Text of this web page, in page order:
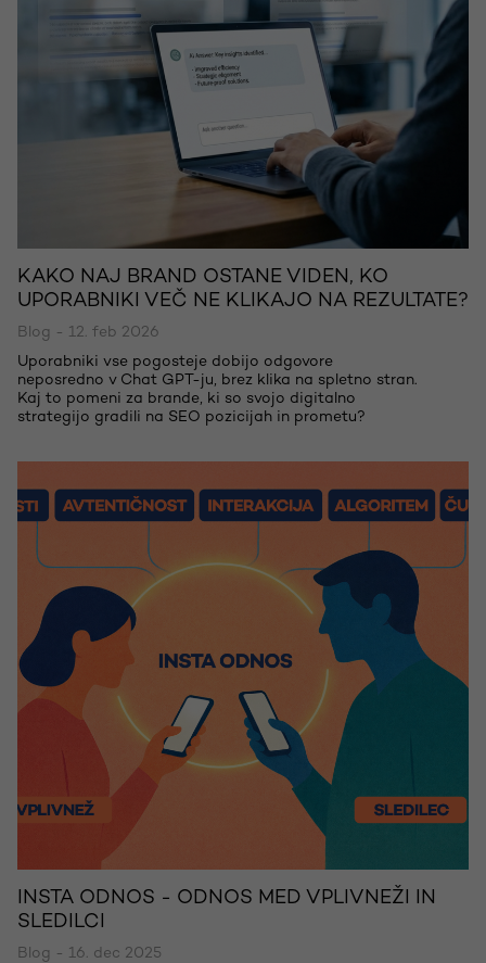
KAKO NAJ BRAND OSTANE VIDEN, KO
UPORABNIKI VEČ NE KLIKAJO NA REZULTATE?
Blog - 12. feb 2026
Uporabniki vse pogosteje dobijo odgovore
neposredno v Chat GPT-ju, brez klika na spletno stran.
Kaj to pomeni za brande, ki so svojo digitalno
strategijo gradili na SEO pozicijah in prometu?
INSTA ODNOS - ODNOS MED VPLIVNEŽI IN
SLEDILCI
Blog - 16. dec 2025